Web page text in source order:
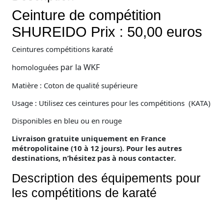
Ceinture de compétition
SHUREIDO Prix : 50,00 euros
Ceintures compétitions karaté
homologuées par la WKF
Matière : Coton de qualité supérieure
Usage : Utilisez ces ceintures pour les compétitions (KATA)
Disponibles en bleu ou en rouge
Livraison gratuite uniquement en France
métropolitaine (10 à 12 jours). Pour les autres
destinations, n’hésitez pas à nous contacter.
Description des équipements pour
les compétitions de karaté